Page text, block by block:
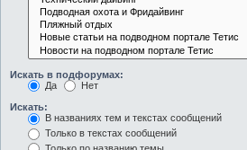
Искать в подфорумах:
Да
Нет
Искать:
В названиях тем и текстах сообщений
Только в текстах сообщений
Только по названию темы